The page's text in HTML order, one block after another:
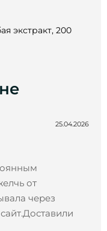
экстракт, 200
25.04.2026
от
через